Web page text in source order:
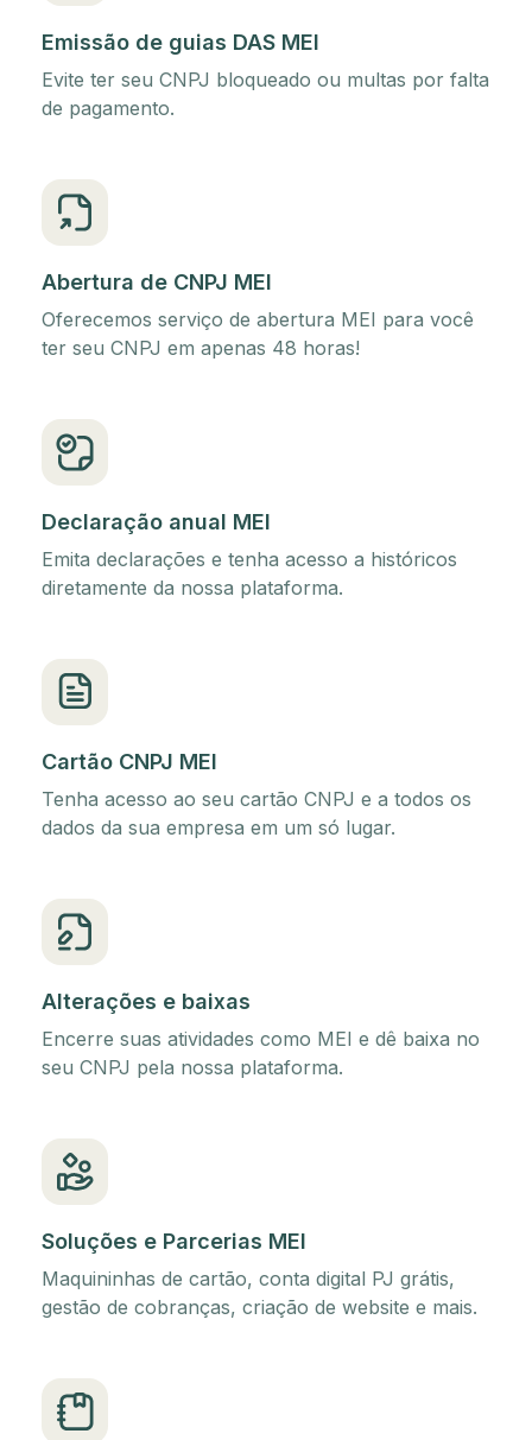
Emissão de guias DAS MEI
Evite ter seu CNPJ bloqueado ou multas por falta
de pagamento.
Abertura de CNPJ MEI
Oferecemos serviço de abertura MEI para você
ter seu CNPJ em apenas 48 horas!
Declaração anual MEI
Emita declarações e tenha acesso a históricos
diretamente da nossa plataforma.
Cartão CNPJ MEI
Tenha acesso ao seu cartão CNPJ e a todos os
dados da sua empresa em um só lugar.
Alterações e baixas
Encerre suas atividades como MEI e dê baixa no
seu CNPJ pela nossa plataforma.
Soluções e Parcerias MEI
Maquininhas de cartão, conta digital PJ grátis,
gestão de cobranças, criação de website e mais.